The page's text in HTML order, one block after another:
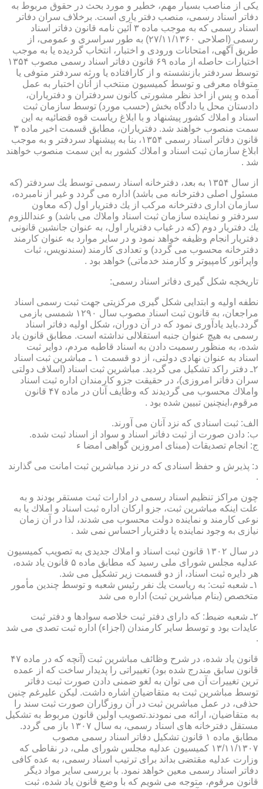
یكی از مناصب بسیار مهم، خطیر و مورد بحث در حقوق مربوط به
دفاتر اسناد رسمی، منصب دفتر یاری است. برخلاف سران دفاتر
اسناد رسمی كه به موجب ماده ۳ آئین نامه قانون دفاتر اسناد
رسمی (اصلاحی ۲۷/۱۱/۱۳۶۰) به طور سراسری و عمومی، از
طریق آگهی، امتحانات ورودی و اختبار، انتخاب گردیده یا به موجب
اختیارات حاصله از ماده ۶۹ قانون دفاتر اسناد رسمی مصوب ۱۳۵۴
توسط سردفتر بازنشسته و از كارافتاده یا ورثه سردفتر متوفی یا
متوفاه معرفی و توسط كمیسیون منتخب از آنان اختبار به عمل
آمده و پس از اخذ نظر مشورتی كانون سردفتران و دفتریاران،
دادستان محل یا دادگاه بخش (حسب مورد) توسط سازمان ثبت
اسناد و املاك كشور پیشنهاد و با ابلاغ ریاست قوه قضائیه به این
سمت منصوب خواهند شد. دفتریاران، مطابق قسمت اخیر ماده ۳
قانون دفاتر اسناد رسمی ۱۳۵۴، بنا به پیشنهاد سردفتر و به موجب
ابلاغ سازمان ثبت اسناد و املاك كشور به این سمت منصوب خواهند
شد .
از سال ۱۳۵۴ به بعد، دفترخانه اسناد رسمی توسط یك سردفتر (كه
مسئول اصلی دفترخانه می باشد) اداره می گردد و غیر از نامبرده،
سازمان اداری دفترخانه مركب از یك دفتریار اول (كه معاون
سردفتر و نماینده سازمان ثبت اسناد واملاك می باشد) و عنداللزوم
یك دفتریار دوم (كه در غیاب دفتریار اول، به عنوان جانشین قانونی
دفتریار انجام وظیفه خواهد نمود و در سایر موارد به عنوان كارمند
دفترخانه محسوب می گردد) و تعدادی كارمند (سندنویس، ثبات
واپراتور كامپیوتر و كارمند خدماتی) خواهد بود .
تاریخچه شكل گیری دفاتر اسناد رسمی:
نطفه اولیه و ابتدایی شكل گیری مركزیتی جهت ثبت رسمی اسناد
مراجعان، به قانون ثبت اسناد مصوب سال ۱۲۹۰ شمسی بازمی
گردد.باید یادآوری نمود كه در آن دوران، شكل اولیه دفاتر اسناد
رسمی به هیچ عنوان جنبه استقلالی نداشته است. مطابق قانون یاد
شده، به منظور رسمیت دادن به اسناد قاطبه مردم، دوایر ثبت
اسناد به عنوان نهادی دولتی، از دو قسمت ۱ ـ مباشرین ثبت اسناد
۲ـ دفتر راكد تشكیل می گردید. مباشرین ثبت اسناد (اسلاف دولتی
سران دفاتر امروزی)، در حقیقت جزو كارمندان اداره ثبت اسناد
واملاك محسوب می گردیدند كه وظایف آنان در ماده ۴۷ قانون
مرقوم،اینچنین تبیین شده بود .
الف: ثبت اسنادی كه نزد آنان می آورند.
ب: دادن صورت از ثبت دفاتر اسناد و سواد از اسناد ثبت شده.
ج: انجام تصدیقات (مبنای امروزین گواهی امضا ء
د: پذیرش و حفظ اسنادی كه در نزد مباشرین ثبت امانت می گذارند
.
چون مراكز تنظیم اسناد رسمی در ادارات ثبت مستقر بودند و به
علت اینكه مباشرین ثبت، جزو اركان اداره ثبت اسناد و املاك یا به
نوعی كارمند و نماینده دولت محسوب می شدند، لذا در آن زمان
نیازی به وجود نماینده یا دفتریار احساس نمی شد .
در سال ۱۳۰۲ قانون ثبت اسناد و املاك جدیدی به تصویب كمیسیون
عدلیه مجلس شورای ملی رسید كه مطابق ماده ۵ قانون یاد شده،
هر دایره ثبت اسناد، از دو قسمت زیر تشكیل می شد.
۱ـ شعبه ثبت: به ریاست یك نفر رئیس شعبه و توسط چندین مأمور
متخصص (بنام مباشرین ثبت) اداره می شد
۲ـ شعبه ضبط: كه دارای دفتر ثبت خلاصه سوادها و دفتر ثبت
عایدات بود و توسط سایر كارمندان (اجزاء) اداره ثبت تصدی می شد
.
قانون یاد شده، در شرح وظائف مباشرین ثبت (آنچه كه در ماده ۴۷
قانون سابق مندرج شده بود) تغییراتی را پدیدار ساخت كه از عمده
ترین تغییرات آن می توان به لغو ضمنی دادن صورت ثبت دفاتر
توسط مباشرین ثبت به متقاضیان اشاره داشت. لیكن علیرغم چنین
حذفی، در عمل مباشرین ثبت در آن روزگاران صورت ثبت سند را
به متقاضیان، ارائه می نمودند.تصویب اولین قانون مربوط به تشكیل
مستقل دفترخانه های اسناد رسمی، به سال ۱۳۰۷ باز می گردد.
مطابق ماده ۱ قانون تشكیل دفاتر اسناد رسمی مصوب
۱۳/۱۱/۱۳۰۷ كمیسیون عدلیه مجلس شورای ملی، در نقاطی كه
وزارت عدلیه مقتضی بداند برای ترتیب اسناد رسمی، به عده كافی
دفاتر اسناد رسمی معین خواهد نمود. با بررسی سایر مواد دیگر
قانون مرقوم، متوجه می شویم كه با وضع قانون یاد شده، ثبت